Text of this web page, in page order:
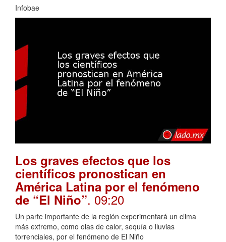
Infobae
Los graves efectos que los
científicos pronostican en
América Latina por el fenómeno
de “El Niño”. 09:20
Un parte importante de la región experimentará un clima
más extremo, como olas de calor, sequía o lluvias
torrenciales, por el fenómeno de El Niño